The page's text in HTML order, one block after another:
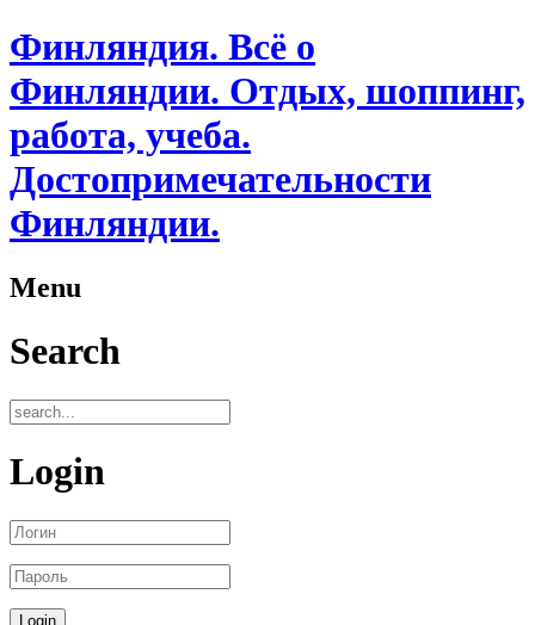
Финляндия. Всё о
Финляндии. Отдых, шоппинг,
работа, учеба.
Достопримечательности
Финляндии.
Menu
Search
Login